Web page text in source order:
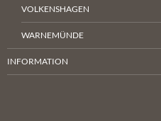
VOLKENSHAGEN
WARNEMÜNDE
INFORMATION